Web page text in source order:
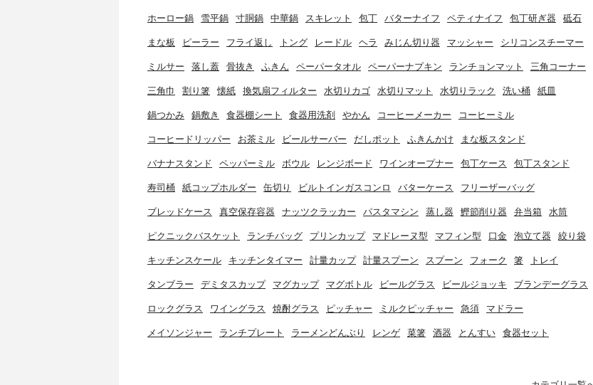
ホーロー鍋 雪平鍋 寸胴鍋 中華鍋 スキレット 包丁 バターナイフ ペティナイフ 包丁研ぎ器 砥石
まな板 ピーラー フライ返し トング レードル ヘラ みじん切り器 マッシャー シリコンスチーマー
ミルサー 落し蓋 骨抜き ふきん ペーパータオル ペーパーナプキン ランチョンマット 三角コーナー
三角巾 割り箸 懐紙 換気扇フィルター 水切りカゴ 水切りマット 水切りラック 洗い桶 紙皿
鍋つかみ 鍋敷き 食器棚シート 食器用洗剤 やかん コーヒーメーカー コーヒーミル
コーヒードリッパー お茶ミル ビールサーバー だしポット ふきんかけ まな板スタンド
バナナスタンド ペッパーミル ボウル レンジボード ワインオープナー 包丁ケース 包丁スタンド
寿司桶 紙コップホルダー 缶切り ビルトインガスコンロ バターケース フリーザーバッグ
ブレッドケース 真空保存容器 ナッツクラッカー パスタマシン 蒸し器 鰹節削り器 弁当箱 水筒
ピクニックバスケット ランチバッグ プリンカップ マドレーヌ型 マフィン型 口金 泡立て器 絞り袋
キッチンスケール キッチンタイマー 計量カップ 計量スプーン スプーン フォーク 箸 トレイ
タンブラー デミタスカップ マグカップ マグボトル ビールグラス ビールジョッキ ブランデーグラス
ロックグラス ワイングラス 焼酎グラス ピッチャー ミルクピッチャー 急須 マドラー
メイソンジャー ランチプレート ラーメンどんぶり レンゲ 菜箸 酒器 とんすい 食器セット